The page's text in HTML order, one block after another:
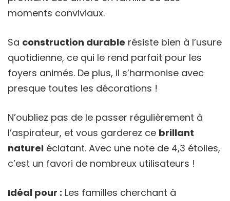
moments conviviaux.
Sa construction durable résiste bien à l’usure
quotidienne, ce qui le rend parfait pour les
foyers animés. De plus, il s’harmonise avec
presque toutes les décorations !
N’oubliez pas de le passer régulièrement à
l’aspirateur, et vous garderez ce brillant
naturel éclatant. Avec une note de 4,3 étoiles,
c’est un favori de nombreux utilisateurs !
Idéal pour : Les familles cherchant à